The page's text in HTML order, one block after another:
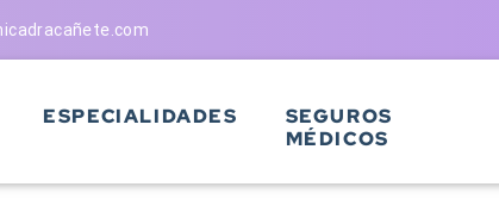
ESPECIALIDADES
SEGUROS
MÉDICOS